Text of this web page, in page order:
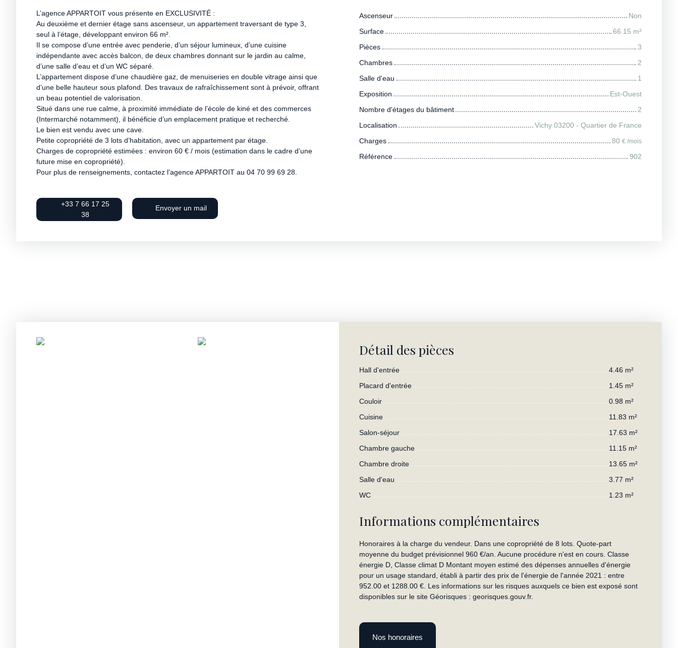
L’agence APPARTOIT vous présente en EXCLUSIVITÉ :
Au deuxième et dernier étage sans ascenseur, un appartement traversant de type 3,
seul à l’étage, développant environ 66 m².
Il se compose d’une entrée avec penderie, d’un séjour lumineux, d’une cuisine
indépendante avec accès balcon, de deux chambres donnant sur le jardin au calme,
d’une salle d’eau et d’un WC séparé.
L’appartement dispose d’une chaudière gaz, de menuiseries en double vitrage ainsi que
d’une belle hauteur sous plafond. Des travaux de rafraîchissement sont à prévoir, offrant
un beau potentiel de valorisation.
Situé dans une rue calme, à proximité immédiate de l’école de kiné et des commerces
(Intermarché notamment), il bénéficie d’un emplacement pratique et recherché.
Le bien est vendu avec une cave.
Petite copropriété de 3 lots d’habitation, avec un appartement par étage.
Charges de copropriété estimées : environ 60 € / mois (estimation dans le cadre d’une
future mise en copropriété).
Pour plus de renseignements, contactez l’agence APPARTOIT au 04 70 99 69 28.
+33 7 66 17 25
38
Envoyer un mail
Ascenseur
Non
Surface
66.15 m²
Pièces
3
Chambres
2
Salle d'eau
1
Exposition
Est-Ouest
Nombre d'étages du bâtiment
2
Localisation
Vichy 03200 - Quartier de France
Charges
80 € /mois
Référence 902
Détail des pièces
Hall d'entrée
4.46 m²
Placard d'entrée
1.45 m²
Couloir
0.98 m²
Cuisine
11.83 m²
Salon-séjour
17.63 m²
Chambre gauche
11.15 m²
Chambre droite
13.65 m²
Salle d'eau
3.77 m²
WC
1.23 m²
Informations complémentaires
Honoraires à la charge du vendeur. Dans une copropriété de 8 lots. Quote-part
moyenne du budget prévisionnel 960 €/an. Aucune procédure n'est en cours. Classe
énergie D, Classe climat D Montant moyen estimé des dépenses annuelles d'énergie
pour un usage standard, établi à partir des prix de l'énergie de l'année 2021 : entre
952.00 et 1288.00 €. Les informations sur les risques auxquels ce bien est exposé sont
disponibles sur le site Géorisques : georisques.gouv.fr.
Nos honoraires